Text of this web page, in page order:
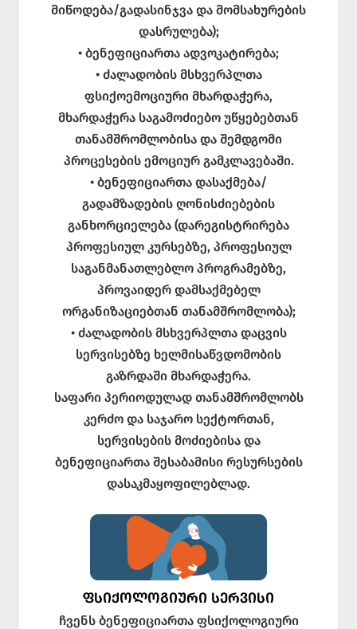
მიწოდება/გადასინჯვა და მომსახურების
დასრულება);
• ბენეფიციართა ადვოკატირება;
• ძალადობის მსხვერპლთა
ფსიქოემოციური მხარდაჭერა,
მხარდაჭერა საგამოძიებო უწყებებთან
თანამშრომლობისა და შემდგომი
პროცესების ემოციურ გამკლავებაში.
• ბენეფიციართა დასაქმება/
გადამზადების ღონისძიებების
განხორციელება (დარეგისტრირება
პროფესიულ კურსებზე, პროფესიულ
საგანმანათლებლო პროგრამებზე,
პროვაიდერ დამსაქმებელ
ორგანიზაციებთან თანამშრომლობა);
• ძალადობის მსხვერპლთა დაცვის
სერვისებზე ხელმისაწვდომობის
გაზრდაში მხარდაჭერა.
საფარი პერიოდულად თანამშრომლობს
კერძო და საჯარო სექტორთან,
სერვისების მოძიებისა და
ბენეფიციართა შესაბამისი რესურსების
დასაკმაყოფილებლად.
ᲤᲡᲘᲥᲝᲚᲝᲒᲘᲣᲠᲘ ᲡᲔᲠᲕᲘᲡᲘ
ჩვენს ბენეფიციართა ფსიქოლოგიური